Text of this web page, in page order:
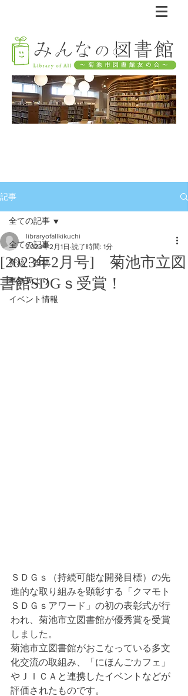
記事
全ての記事
寄稿・投稿
事務局より
イベント情報
全ての記事
[2023年2月号] 菊池市立図
書館SDGｓ受賞！
libraryofallkikuchi
2023年2月1日 読了時間: 1分
ＳＤＧｓ（持続可能な開発目標）の先
進的な取り組みを顕彰する「クマモト
ＳＤＧｓアワード」の初の表彰式が行
われ、菊池市立図書館が優秀賞を受賞
しました。
菊池市立図書館がおこなっている多文
化交流の取組み、「にほんごカフェ」
やＪＩＣＡと連携したイベントなどが
評価されたものです。